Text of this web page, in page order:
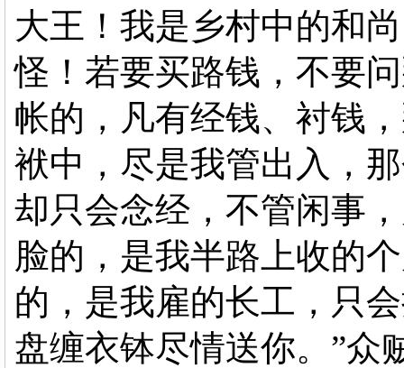
大王！我是乡村中的和
怪！若要买路钱，不要
帐的，凡有经钱、衬钱
袱中，尽是我管出入，
却只会念经，不管闲事
脸的，是我半路上收的
的，是我雇的长工，只
盘缠衣钵尽情送你。”众